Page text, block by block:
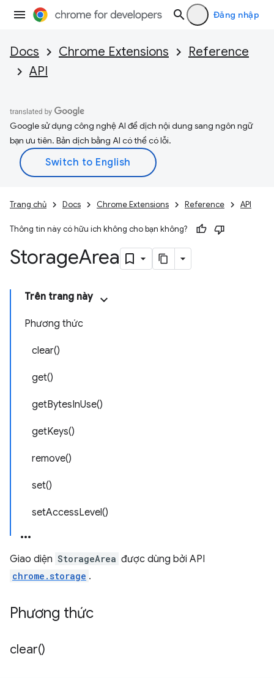
Đăng nhập
Docs Chrome Extensions
Reference
API
Google sử dụng công nghệ AI để dịch nội dung sang ngôn ngữ
bạn ưu tiên. Bản dịch bằng AI có thể có lỗi.
Trang chủ Docs Chrome Extensions Reference API
Thông tin này có hữu ích không cho bạn không?
StorageArea
Trên trang này
Phương thức
clear()
get()
getBytesInUse()
getKeys()
remove()
set()
setAccessLevel()
Giao diện StorageArea được dùng bởi API
chrome.storage .
Phương thức
clear()